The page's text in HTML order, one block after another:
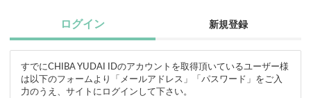
ログイン 新規登録
すでにCHIBA YUDAI IDのアカウントを取得頂いているユーザー様
は以下のフォームより「メールアドレス」「パスワード」をご入
力のうえ、サイトにログインして下さい。